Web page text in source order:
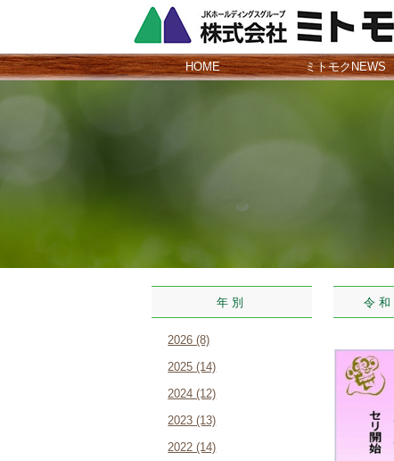
HOME ミトモクNEWS
年別
2026 (8)
2025 (14)
2024 (12)
2023 (13)
2022 (14)
令和５